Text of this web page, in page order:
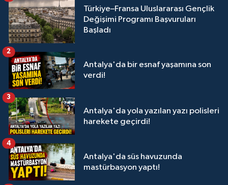
Türkiye–Fransa Uluslararası Gençlik
Değişimi Programı Başvuruları
Başladı
Antalya'da bir esnaf yaşamına son
verdi!
2
Antalya'da yola yazılan yazı polisleri
harekete geçirdi!
3
Antalya'da süs havuzunda
mastürbasyon yaptı!
4